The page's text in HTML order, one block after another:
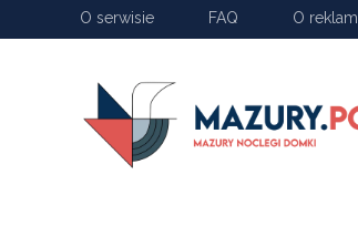
O serwisie FAQ O